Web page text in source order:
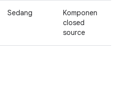
Sedang
Komponen
closed
source